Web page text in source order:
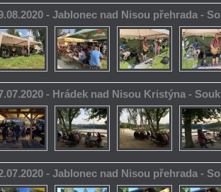
- Jablonec nad Nisou přehrada -
- Hrádek nad Nisou Kristýna -
- Jablonec nad Nisou přehrada -